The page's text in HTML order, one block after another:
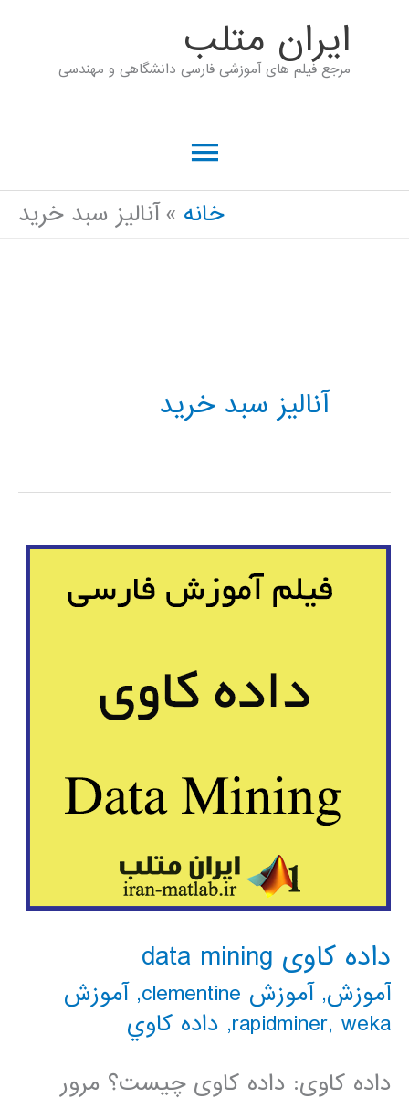
ايران متلب
مرجع فیلم های آموزشی فارسی دانشگاهی و مهندسی
فهرست
اصلی
خانه آنالیز سبد خرید
آنالیز سبد خرید
داده کاوی data mining
آموزش,آموزش clementine ,آموزش
rapidminer, weka
, داده كاوي
داده کاوی: داده کاوی چیست؟ مرور